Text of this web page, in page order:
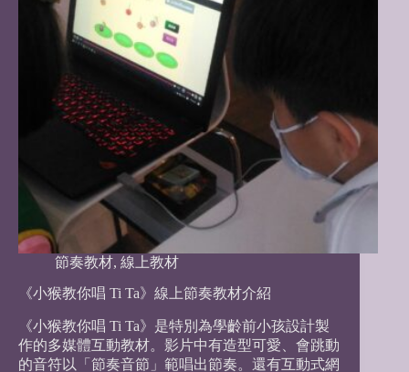
節奏教材, 線上教材
《小猴教你唱 Ti Ta》線上節奏教材介紹
《小猴教你唱 Ti Ta》是特別為學齡前小孩設計製
作的多媒體互動教材。影片中有造型可愛、會跳動
的音符以「節奏音節」範唱出節奏。還有互動式網